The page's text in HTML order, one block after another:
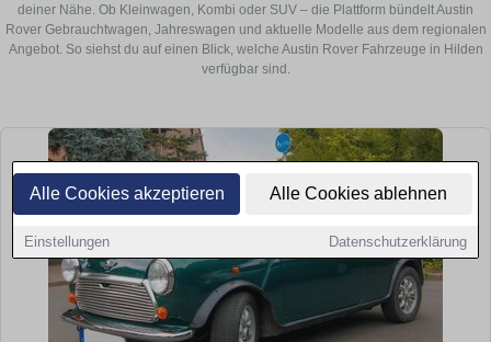
Alle Cookies akzeptieren Alle Cookies ablehnen
Einstellungen Datenschutzerklärung
deiner Nähe. Ob Kleinwagen, Kombi oder SUV – die Plattform bündelt Austin
Rover Gebrauchtwagen, Jahreswagen und aktuelle Modelle aus dem regionalen
Angebot. So siehst du auf einen Blick, welche Austin Rover Fahrzeuge in Hilden
verfügbar sind.